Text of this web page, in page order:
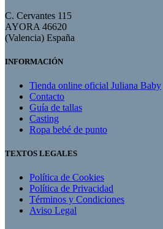
C. Cervantes 115
AYORA 46620
(Valencia) España
INFORMACIÓN
Tienda online oficial Juliana Baby
Contacto
Guía de tallas
Casting
Ropa bebé de punto
TEXTOS LEGALES
Política de Cookies
Política de Privacidad
Términos y Condiciones
Aviso Legal